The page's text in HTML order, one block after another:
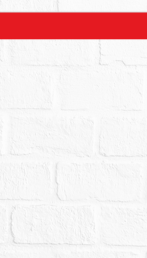
院不為實體認定，且本件
部樓梯相通、漏水及結
訴訟解決，本院不代處
銷拍定或減少價金，拍定
請投標人分別出價。
：9,072,000元，以總價最
元。
拍定後抵押權塗銷。
射屋、海砂屋、地震受
交易之特殊情事等項，於
式予以調查後，尚未發現
通常方式予以調查，仍難